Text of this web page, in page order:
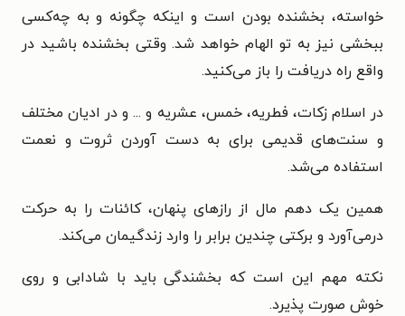
خواسته، بخشنده بودن است و اینکه چگونه و به چه‌کسی
ببخشی نیز به تو الهام خواهد شد. وقتی بخشنده باشید در
واقع راه دریافت را باز می‌کنید.
در اسلام زکات، فطریه، خمس، عشریه و ... و در ادیان مختلف
و سنت‌های قدیمی برای به دست آوردن ثروت و نعمت
استفاده می‌شد.
همین یک دهم مال از رازهای پنهان، کائنات را به حرکت
درمی‌آورد و برکتی چندین برابر را وارد زندگیمان می‌کند.
نکته مهم این است که بخشندگی باید با شادابی و روی
خوش صورت پذیرد.